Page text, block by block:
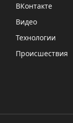
ВКонтакте
Видео
Технологии
Происшествия